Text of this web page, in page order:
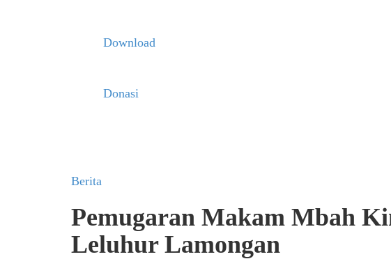
Download
Donasi
Berita
Pemugaran Makam Mbah
Leluhur Lamongan